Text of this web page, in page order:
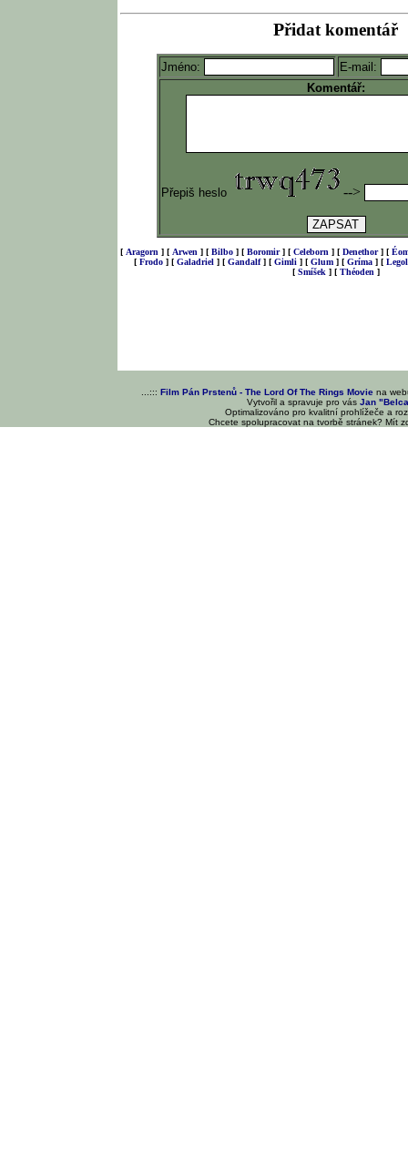
Přidat komentář
Jméno:
E-mail:
Komentář:
Přepiš heslo -->
[ Aragorn ] [ Arwen ] [Bilbo ] [Boromir] [Celeborn ] [Denethor] [
[ Frodo ] [ Galadriel ] [ Gandalf] [ Gimli ] [ Glum ] [ Gríma ] [
[ Smíšek ] [ Théoden ]
...::: Film Pán Prstenů - The Lord Of The Rings Movie na
Vytvořil a spravuje pro vásJan
Optimalizováno pro kvalitní prohlížeče a
Chcete spolupracovat na tvorbě stránek? Mít